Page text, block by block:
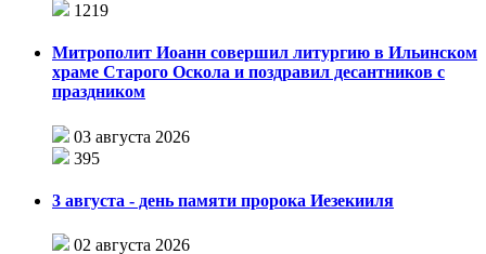
1219
Митрополит Иоанн совершил литургию в Ильинском
храме Старого Оскола и поздравил десантников с
праздником
03 августа 2026
395
3 августа - день памяти пророка Иезекииля
02 августа 2026